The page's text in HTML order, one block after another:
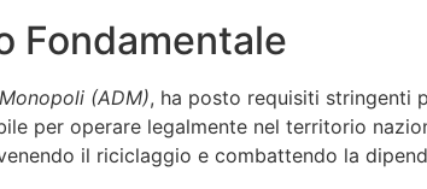
Fondamentale
(ADM), ha posto requisiti stringenti
per operare legalmente nel territorio
il riciclaggio e combattendo la